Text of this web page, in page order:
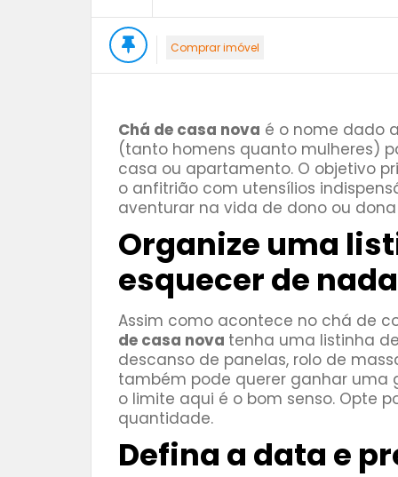
Comprar imóvel
Chá de casa nova é o nome dado
(tanto homens quanto mulheres)
casa ou apartamento. O objetivo
o anfitrião com utensílios
aventurar na vida de dono ou
Organize uma
esquecer de nada
Assim como acontece no chá de
de casa nova tenha uma listinha
descanso de panelas, rolo de
também pode querer ganhar uma
o limite aqui é o bom senso. Opte
quantidade.
Defina a data e